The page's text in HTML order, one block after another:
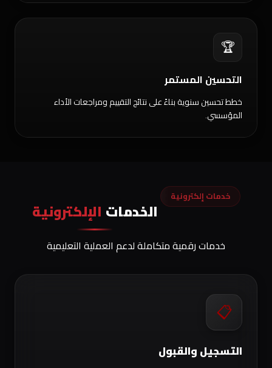
🏆
التحسين المستمر
خطط تحسين سنوية بناءً على نتائج التقييم ومراجعات الأداء
المؤسسي.
خدمات إلكترونية
الخدمات الإلكترونية
خدمات رقمية متكاملة لدعم العملية التعليمية
📋
التسجيل والقبول